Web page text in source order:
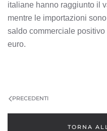
italiane hanno raggiunto il
mentre le importazioni
saldo commerciale positivo
euro.
PRECEDENTI
TORNA